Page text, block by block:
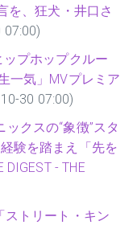
を、狂犬・井口さ
07:00)
ップホップクルー
一気」MVプレミア
30 07:00)
クスの“象徴”スタ
験を踏まえ「先を
DIGEST - THE
ストリート・キン